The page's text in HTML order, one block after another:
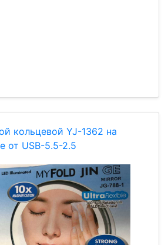
кольцевой YJ-1362 на
от USB-5.5-2.5